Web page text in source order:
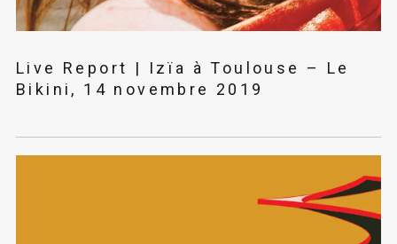
Live Report | Izïa à Toulouse – Le
Bikini, 14 novembre 2019